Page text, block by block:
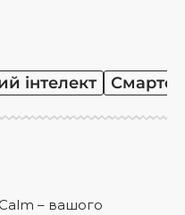
інтелект
– вашого